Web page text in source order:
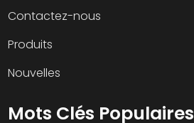
Contactez-nous
Produits
Nouvelles
Mots Clés Populaires